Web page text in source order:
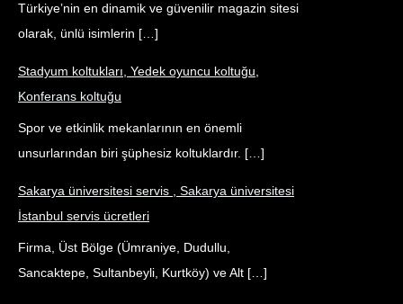
Türkiye’nin en dinamik ve güvenilir magazin sitesi
olarak, ünlü isimlerin […]
Stadyum koltukları, Yedek oyuncu koltuğu,
Konferans koltuğu
Spor ve etkinlik mekanlarının en önemli
unsurlarından biri şüphesiz koltuklardır. […]
Sakarya üniversitesi servis , Sakarya üniversitesi
İstanbul servis ücretleri
Firma, Üst Bölge (Ümraniye, Dudullu,
Sancaktepe, Sultanbeyli, Kurtköy) ve Alt […]